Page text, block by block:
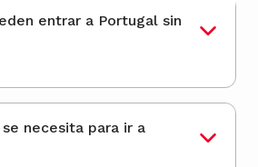
entrar a Portugal sin
necesita para ir a